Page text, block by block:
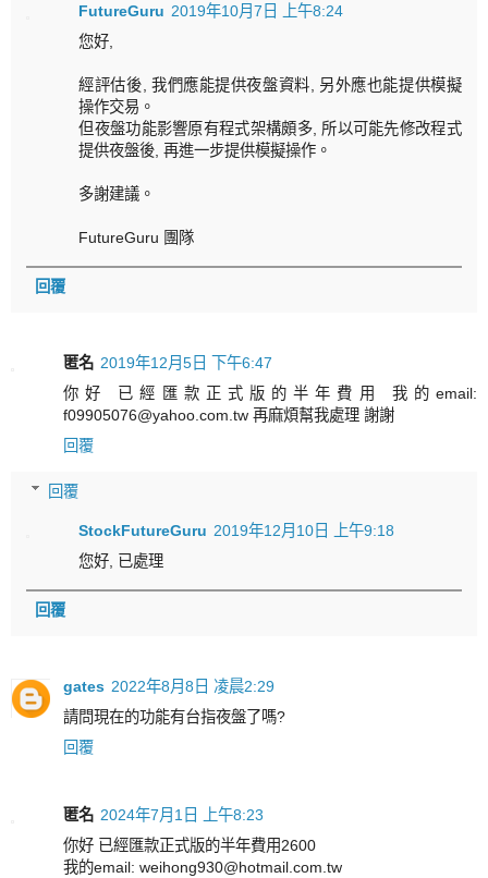
FutureGuru 2019年10月7日 上午8:24
您好,
經評估後, 我們應能提供夜盤資料, 另外應也能提供模擬
操作交易。
但夜盤功能影響原有程式架構頗多, 所以可能先修改程式
提供夜盤後, 再進一步提供模擬操作。
多謝建議。
FutureGuru 團隊
回覆
匿名 2019年12月5日 下午6:47
你好 已經匯款正式版的半年費用 我的email:
f09905076@yahoo.com.tw 再麻煩幫我處理 謝謝
回覆
回覆
StockFutureGuru 2019年12月10日 上午9:18
您好, 已處理
回覆
gates 2022年8月8日 凌晨2:29
請問現在的功能有台指夜盤了嗎?
回覆
匿名 2024年7月1日 上午8:23
你好 已經匯款正式版的半年費用2600
我的email: weihong930@hotmail.com.tw